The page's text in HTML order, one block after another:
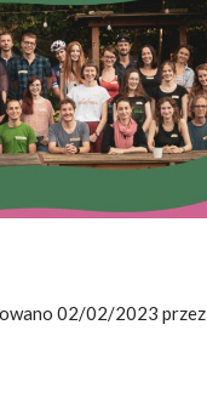
02/02/2023 przez